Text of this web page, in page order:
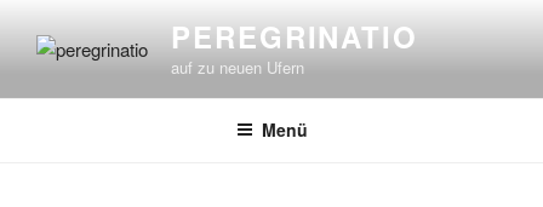
Inhalt
PEREGRINATIO
auf zu neuen Ufern
Menü